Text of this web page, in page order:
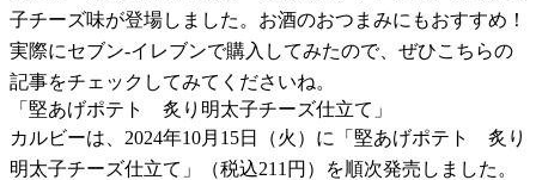
子チーズ味が登場しました。お酒のおつまみにもおすすめ！
実際にセブン-イレブンで購入してみたので、ぜひこちらの
記事をチェックしてみてくださいね。
「堅あげポテト 炙り明太子チーズ仕立て」
カルビーは、2024年10月15日（火）に「堅あげポテト 炙り
明太子チーズ仕立て」（税込211円）を順次発売しました。